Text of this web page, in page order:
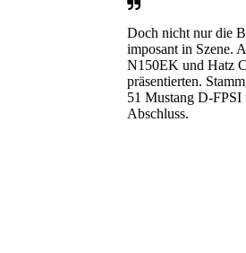
Doch nicht nur die
imposant in Szene.
N150EK und Hatz
präsentierten.
51 Mustang D-
Abschluss.